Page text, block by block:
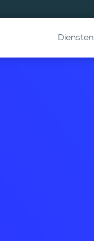
Diensten